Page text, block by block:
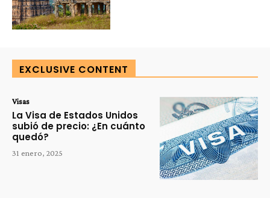
EXCLUSIVE CONTENT
Visas
La Visa de Estados Unidos
subió de precio: ¿En cuánto
quedó?
31 enero, 2025